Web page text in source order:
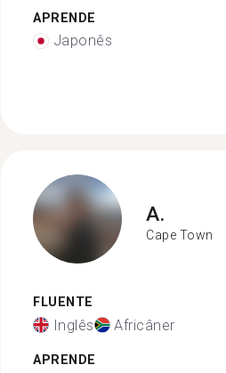
APRENDE
Japonês
A.
Cape Town
FLUENTE
Inglês Africâner
APRENDE